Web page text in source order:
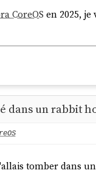
CoreOS en 2025,
dans un rabbit
tomber dans